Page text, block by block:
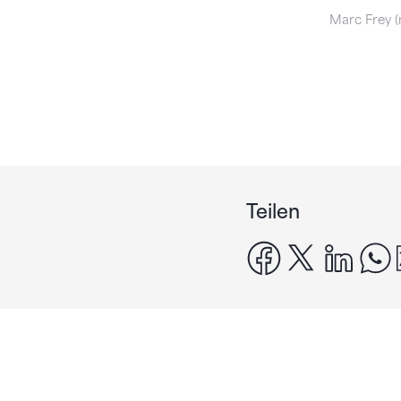
Marc Frey
Teilen
facebook
x